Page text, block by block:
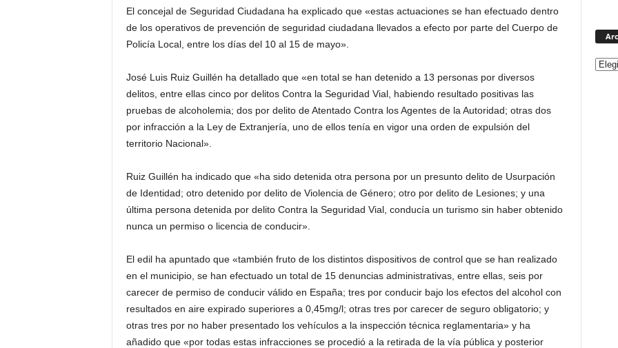
El concejal de Seguridad Ciudadana ha explicado que «estas actuaciones se han efectuado dentro
de los operativos de prevención de seguridad ciudadana llevados a efecto por parte del Cuerpo de
Policía Local, entre los días del 10 al 15 de mayo».
José Luis Ruiz Guillén ha detallado que «en total se han detenido a 13 personas por diversos
delitos, entre ellas cinco por delitos Contra la Seguridad Vial, habiendo resultado positivas las
pruebas de alcoholemia; dos por delito de Atentado Contra los Agentes de la Autoridad; otras dos
por infracción a la Ley de Extranjería, uno de ellos tenía en vigor una orden de expulsión del
territorio Nacional».
Ruiz Guillén ha indicado que «ha sido detenida otra persona por un presunto delito de Usurpación
de Identidad; otro detenido por delito de Violencia de Género; otro por delito de Lesiones; y una
última persona detenida por delito Contra la Seguridad Vial, conducía un turismo sin haber obtenido
nunca un permiso o licencia de conducir».
El edil ha apuntado que «también fruto de los distintos dispositivos de control que se han realizado
en el municipio, se han efectuado un total de 15 denuncias administrativas, entre ellas, seis por
carecer de permiso de conducir válido en España; tres por conducir bajo los efectos del alcohol con
resultados en aire expirado superiores a 0,45mg/l; otras tres por carecer de seguro obligatorio; y
otras tres por no haber presentado los vehículos a la inspección técnica reglamentaria» y ha
añadido que «por todas estas infracciones se procedió a la retirada de la vía pública y posterior